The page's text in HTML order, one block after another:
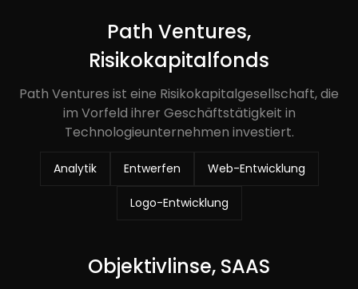
Path Ventures,
Risikokapitalfonds
Path Ventures ist eine Risikokapitalgesellschaft, die
im Vorfeld ihrer Geschäftstätigkeit in
Technologieunternehmen investiert.
Analytik Entwerfen Web-Entwicklung
Logo-Entwicklung
Objektivlinse, SAAS